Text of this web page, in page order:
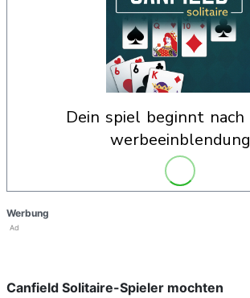
dein spiel beginnt nach dieser
werbeeinblendung
Werbung
Ad
Canfield Solitaire-Spieler mochten